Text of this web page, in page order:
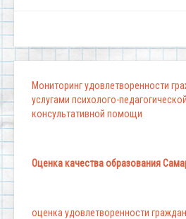
Мониторинг удовлетворенности
услугами психолого-
консультативной помощи
Оценка качества образования
оценка удовлетворенности